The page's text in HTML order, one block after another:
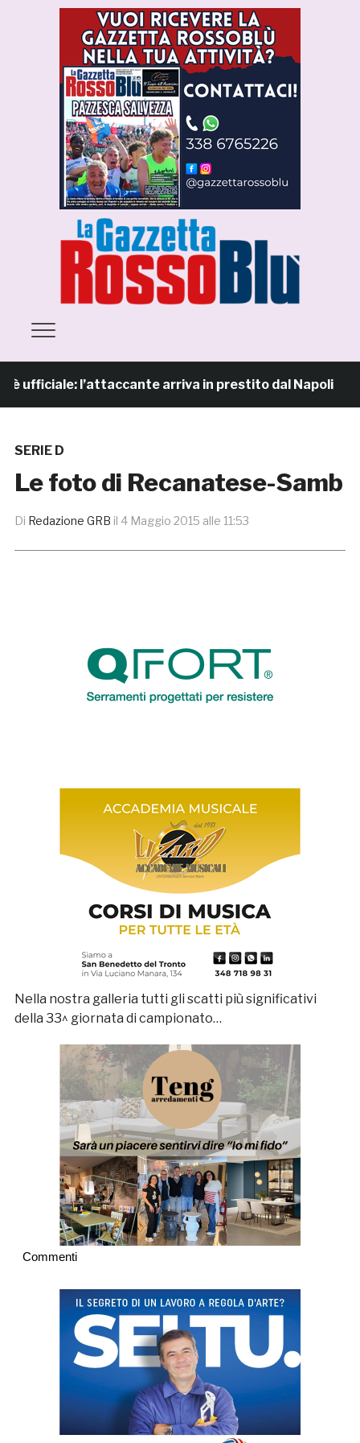
ufficiale: l’attaccante arriva in prestito dal Napoli
SERIE D
Le foto di Recanatese-Samb
Di Redazione GRB il 4 Maggio 2015 alle 11:53
Nella nostra galleria tutti gli scatti più significativi
della 33^ giornata di campionato…
Commenti